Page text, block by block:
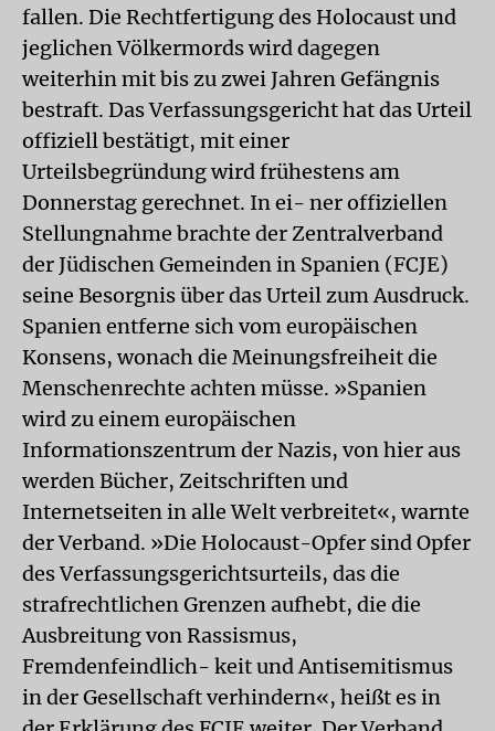
fallen. Die Rechtfertigung des Holocaust und
jeglichen Völkermords wird dagegen
weiterhin mit bis zu zwei Jahren Gefängnis
bestraft. Das Verfassungsgericht hat das Urteil
offiziell bestätigt, mit einer
Urteilsbegründung wird frühestens am
Donnerstag gerechnet. In ei- ner offiziellen
Stellungnahme brachte der Zentralverband
der Jüdischen Gemeinden in Spanien (FCJE)
seine Besorgnis über das Urteil zum Ausdruck.
Spanien entferne sich vom europäischen
Konsens, wonach die Meinungsfreiheit die
Menschenrechte achten müsse. »Spanien
wird zu einem europäischen
Informationszentrum der Nazis, von hier aus
werden Bücher, Zeitschriften und
Internetseiten in alle Welt verbreitet«, warnte
der Verband. »Die Holocaust-Opfer sind Opfer
des Verfassungsgerichtsurteils, das die
strafrechtlichen Grenzen aufhebt, die die
Ausbreitung von Rassismus,
Fremdenfeindlich- keit und Antisemitismus
in der Gesellschaft verhindern«, heißt es in